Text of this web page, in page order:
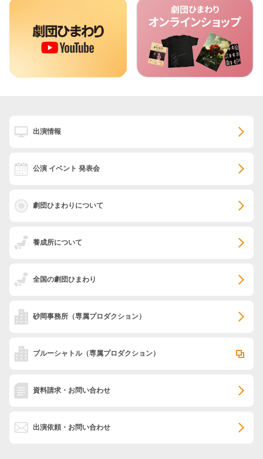
出演情報
公演 イベント 発表会
劇団ひまわりについて
養成所について
全国の劇団ひまわり
砂岡事務所 （専属プロダクション）
ブルーシャトル（専属プロダクション）
資料請求・お問い合わせ
出演依頼・お問い合わせ